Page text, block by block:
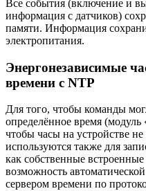
Все события (включение и
информация с датчиков)
памяти. Информация
электропитания.
Энергонезависимые
времени с NTP
Для того, чтобы команды
определённое время
чтобы часы на устройстве
используются также для
как собственные
возможность
сервером времени по